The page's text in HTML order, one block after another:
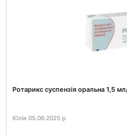
Ротарикс суспензія оральна 1,5
Юлія 05.06.2025 р